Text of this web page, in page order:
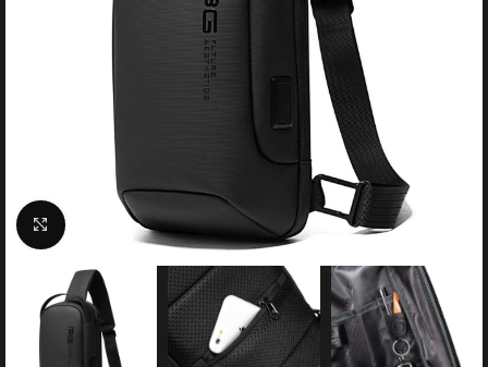
Click to enlarge